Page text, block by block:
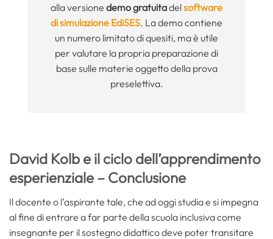
alla versione demo gratuitadelsoftware
di simulazione EdiSES. La demo contiene
un numero limitato di quesiti, ma è utile
per valutare la propria preparazione di
base sulle materie oggetto della prova
preselettiva.
David Kolb e il ciclo dell’apprendimento
esperienziale – Conclusione
Il docente o l’aspirante tale, che ad oggi studia e si impegna
al fine di entrare a far parte della scuola inclusiva come
insegnante per il sostegno didattico deve poter transitare